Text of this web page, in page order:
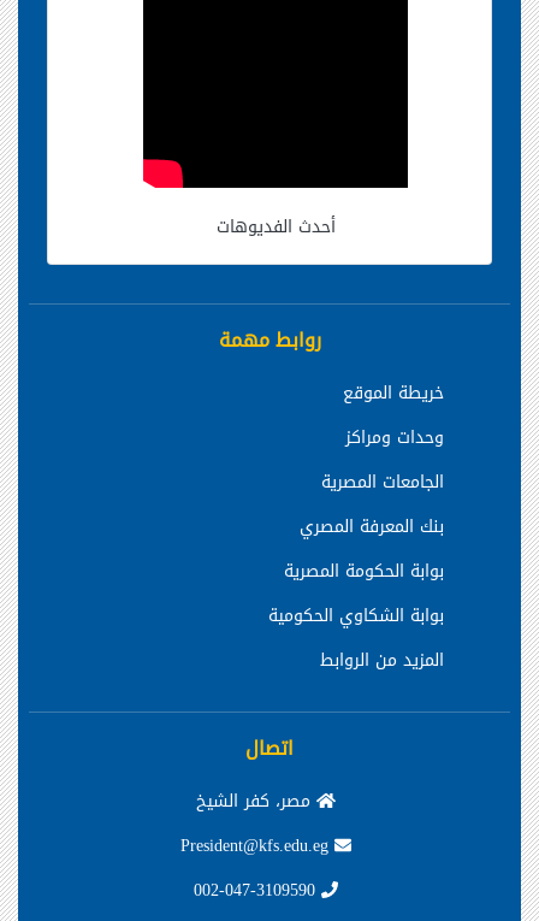
أحدث الفديوهات
روابط مهمة
خريطة الموقع
وحدات ومراكز
الجامعات المصرية
بنك المعرفة المصري
بوابة الحكومة المصرية
بوابة الشكاوي الحكومية
المزيد من الروابط
اتصال
مصر، كفر الشيخ